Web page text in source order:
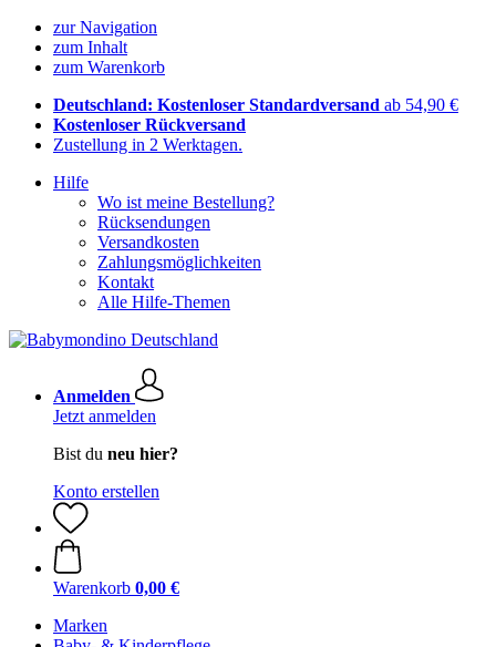
zur Navigation
zum Inhalt
zum Warenkorb
Deutschland: Kostenloser Standardversand ab 54,90 €
Kostenloser Rückversand
Zustellung in 2 Werktagen.
Hilfe
Wo ist meine Bestellung?
Rücksendungen
Versandkosten
Zahlungsmöglichkeiten
Kontakt
Alle Hilfe-Themen
Anmelden
Jetzt anmelden
Bist du neu hier?
Konto erstellen
Warenkorb 0,00 €
Marken